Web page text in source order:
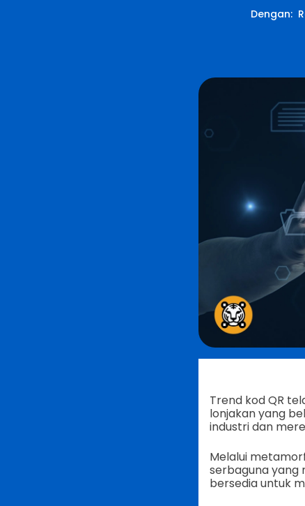
Dengan:
Trend kod QR
lonjakan yang
industri dan
Melalui
serbaguna yang
bersedia untuk